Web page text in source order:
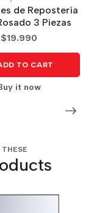
de Repostería
3 Piezas
$19.990
TO CART
it now